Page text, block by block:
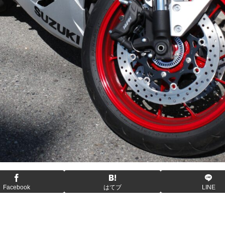
Facebook はてブ LINE